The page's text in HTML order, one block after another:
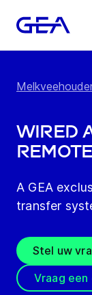
Wired
A GEA
transfer
Stel uw
Vraag